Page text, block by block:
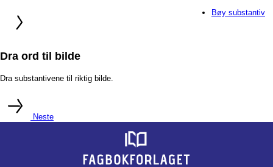
Bøy substantiv
Dra ord til bilde
Dra substantivene til riktig bilde.
Neste